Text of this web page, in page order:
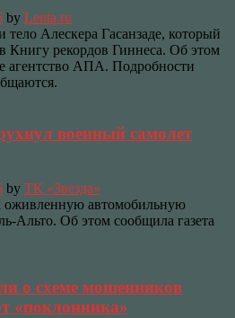
by Lenta.ru
Алескера Гасанзаде, который
Книгу рекордов Гиннеса. Об этом
агентство АПА. Подробности
военный самолет
by ТК «Звезда»
автомобильную
Альто. Об этом сообщила газета
о схеме мошенников
«поклонника»